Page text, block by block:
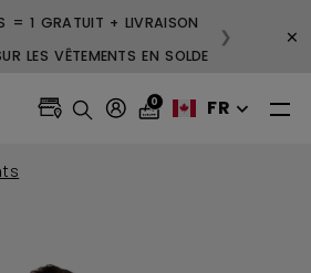
= 1 GRATUIT + LIVRAISON
LES VÊTEMENTS EN SOLDE
❯ ×
0 FR